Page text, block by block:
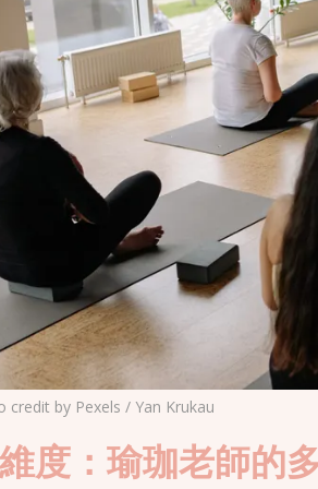
credit by Pexels / Yan Krukau
度：瑜珈老師的